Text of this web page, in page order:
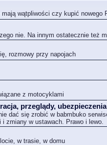
wątpliwości czy kupić nowego
nie. Na innym ostatecznie też
rozmowy przy napojach
z motocyklami
przeglądy,
dać się zrobić w babmbuko
zmiany w ustawach. Prawo i lewo.
w trasie, w domu